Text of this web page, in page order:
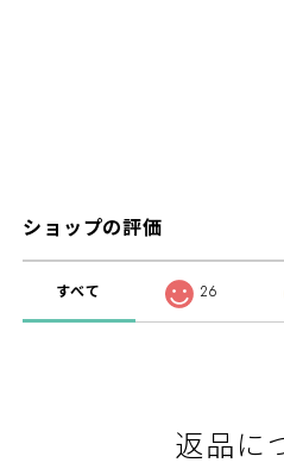
ショップの評価
すべて 26
返品に